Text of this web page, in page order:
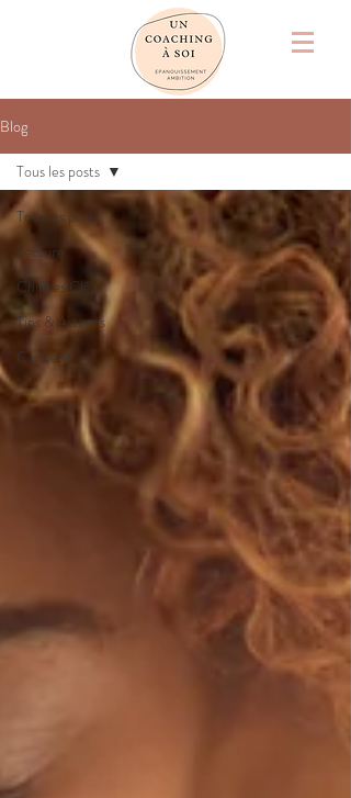
Blog
Tous les posts
Lecture
Chiffres Clé
Tips & Astuces
Concept
Tous les posts